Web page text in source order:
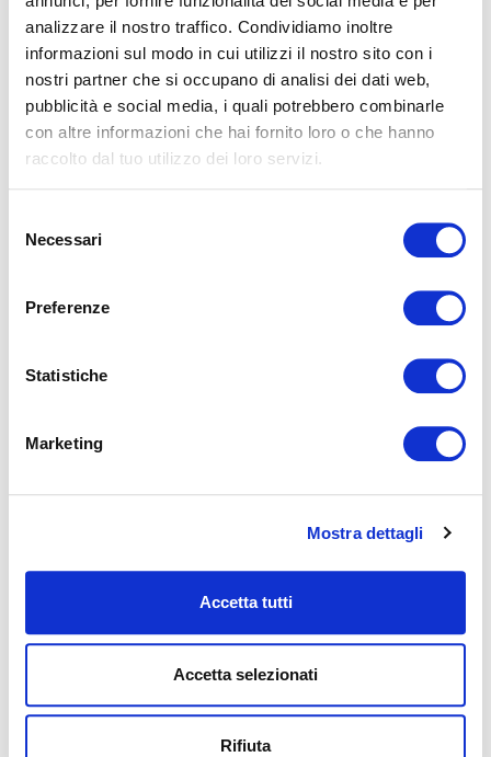
analizzare il nostro traffico. Condividiamo inoltre
informazioni sul modo in cui utilizzi il nostro sito con i
nostri partner che si occupano di analisi dei dati web,
pubblicità e social media, i quali potrebbero combinarle
con altre informazioni che hai fornito loro o che hanno
raccolto dal tuo utilizzo dei loro servizi.
delNecessari
Preferenze
Statistiche
Marketing
Mostra dettagli
Accetta tutti
Accetta selezionati
Rifiuta
letto